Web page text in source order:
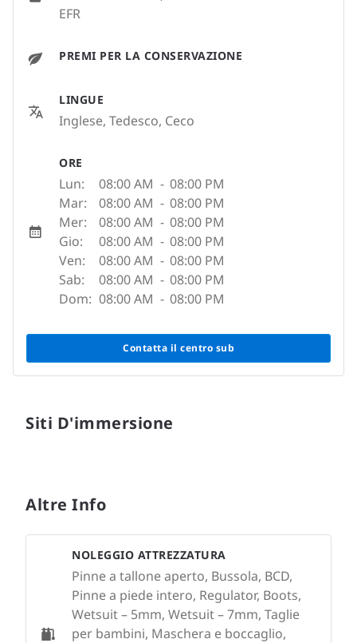
EFR
PREMI PER LA CONSERVAZIONE
LINGUE
Inglese, Tedesco, Ceco
ORE
Lun: 08:00 AM - 08:00 PM
Mar:
08:00 AM - 08:00 PM
Mer:
08:00 AM - 08:00 PM
Gio:
08:00 AM - 08:00 PM
Ven:
08:00 AM - 08:00 PM
Sab:
08:00 AM - 08:00 PM
Dom: 08:00 AM - 08:00 PM
Contatta il centro sub
Siti D'immersione
Altre Info
NOLEGGIO ATTREZZATURA
Pinne a tallone aperto, Bussola, BCD,
Pinne a piede intero, Regulator, Boots,
Wetsuit – 5mm, Wetsuit – 7mm, Taglie
per bambini, Maschera e boccaglio,